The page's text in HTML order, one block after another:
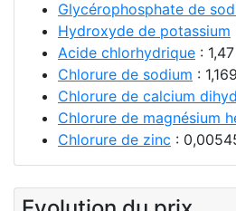
Glycérophosphate de
Hydroxyde de potassium
Acide chlorhydrique :
Chlorure de sodium :
Chlorure de calcium
Chlorure de magnésium
Chlorure de zinc :